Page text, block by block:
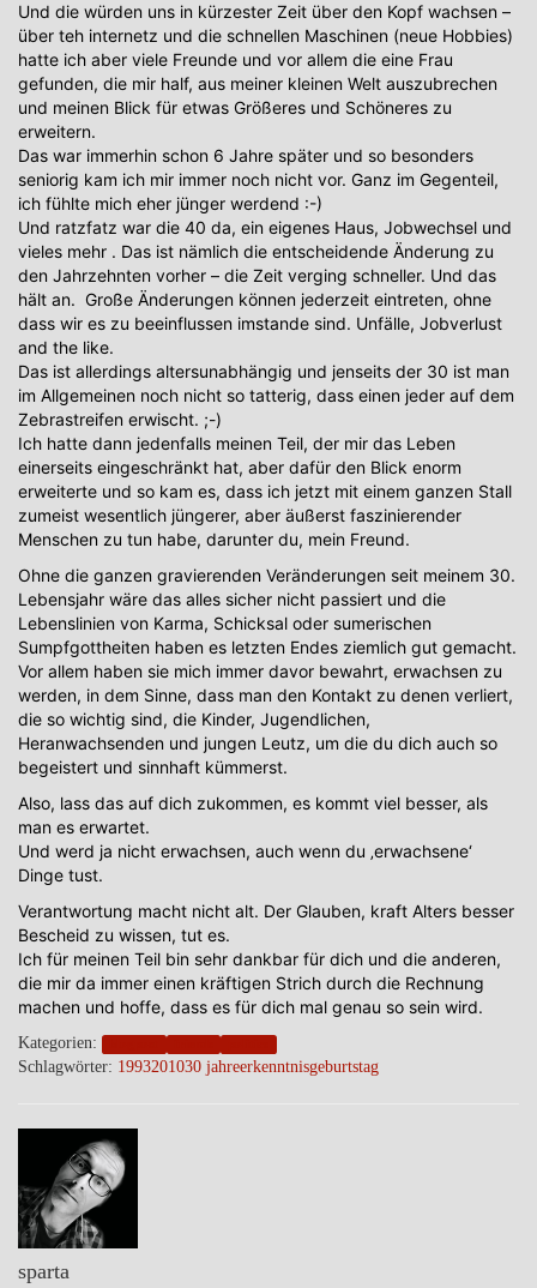
Und die würden uns in kürzester Zeit über den Kopf wachsen –
über teh internetz und die schnellen Maschinen (neue Hobbies)
hatte ich aber viele Freunde und vor allem die eine Frau
gefunden, die mir half, aus meiner kleinen Welt auszubrechen
und meinen Blick für etwas Größeres und Schöneres zu
erweitern.
Das war immerhin schon 6 Jahre später und so besonders
seniorig kam ich mir immer noch nicht vor. Ganz im Gegenteil,
ich fühlte mich eher jünger werdend :-)
Und ratzfatz war die 40 da, ein eigenes Haus, Jobwechsel und
vieles mehr . Das ist nämlich die entscheidende Änderung zu
den Jahrzehnten vorher – die Zeit verging schneller. Und das
hält an. Große Änderungen können jederzeit eintreten, ohne
dass wir es zu beeinflussen imstande sind. Unfälle, Jobverlust
and the like.
Das ist allerdings altersunabhängig und jenseits der 30 ist man
im Allgemeinen noch nicht so tatterig, dass einen jeder auf dem
Zebrastreifen erwischt. ;-)
Ich hatte dann jedenfalls meinen Teil, der mir das Leben
einerseits eingeschränkt hat, aber dafür den Blick enorm
erweiterte und so kam es, dass ich jetzt mit einem ganzen Stall
zumeist wesentlich jüngerer, aber äußerst faszinierender
Menschen zu tun habe, darunter du, mein Freund.
Ohne die ganzen gravierenden Veränderungen seit meinem 30.
Lebensjahr wäre das alles sicher nicht passiert und die
Lebenslinien von Karma, Schicksal oder sumerischen
Sumpfgottheiten haben es letzten Endes ziemlich gut gemacht.
Vor allem haben sie mich immer davor bewahrt, erwachsen zu
werden, in dem Sinne, dass man den Kontakt zu denen verliert,
die so wichtig sind, die Kinder, Jugendlichen,
Heranwachsenden und jungen Leutz, um die du dich auch so
begeistert und sinnhaft kümmerst.
Also, lass das auf dich zukommen, es kommt viel besser, als
man es erwartet.
Und werd ja nicht erwachsen, auch wenn du ‚erwachsene‘
Dinge tust.
Verantwortung macht nicht alt. Der Glauben, kraft Alters besser
Bescheid zu wissen, tut es.
Ich für meinen Teil bin sehr dankbar für dich und die anderen,
die mir da immer einen kräftigen Strich durch die Rechnung
machen und hoffe, dass es für dich mal genau so sein wird.
Kategorien:
Schlagwörter: 1993201030 jahreerkenntnisgeburtstag
sparta